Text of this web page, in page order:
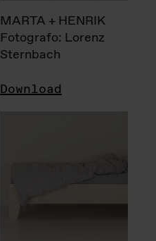
MARTA + HENRIK
Fotografo: Lorenz
Sternbach
Download